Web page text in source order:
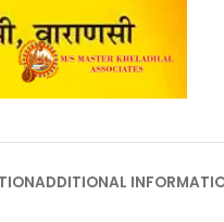
ADDITIONAL